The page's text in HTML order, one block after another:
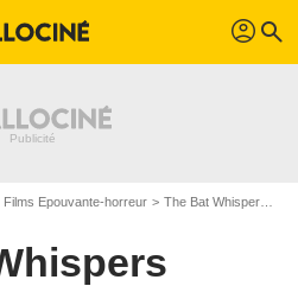
profil search
Films Epouvante-horreur The Bat Whispers